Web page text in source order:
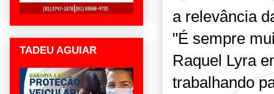
a relevância
"É sempre
Raquel Lyra
trabalhando
TADEU AGUIAR